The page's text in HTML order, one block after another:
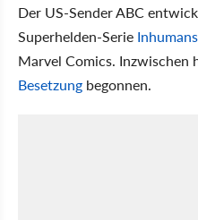
Der US-Sender ABC
Superhelden-Serie Inhumans
Marvel Comics. Inzwischen
Besetzung begonnen.